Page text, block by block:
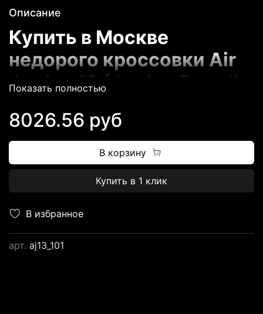
В избранное
арт. aj13_101
Описание
Купить в Москве
недорого кроссовки Air
Jordan 13 (Jordan Brand)
Магазин FUTBASKET.RU
предлагает всем
потенциальным
Показать полностью
8026.56 руб
В корзину
Купить в 1 клик